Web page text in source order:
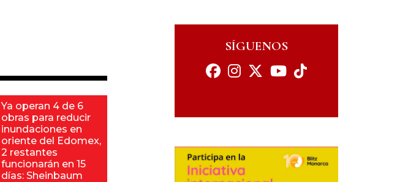
Ya operan 4 de 6
obras para reducir
inundaciones en
oriente del Edomex,
2 restantes
funcionarán en 15
días: Sheinbaum
SÍGUENOS